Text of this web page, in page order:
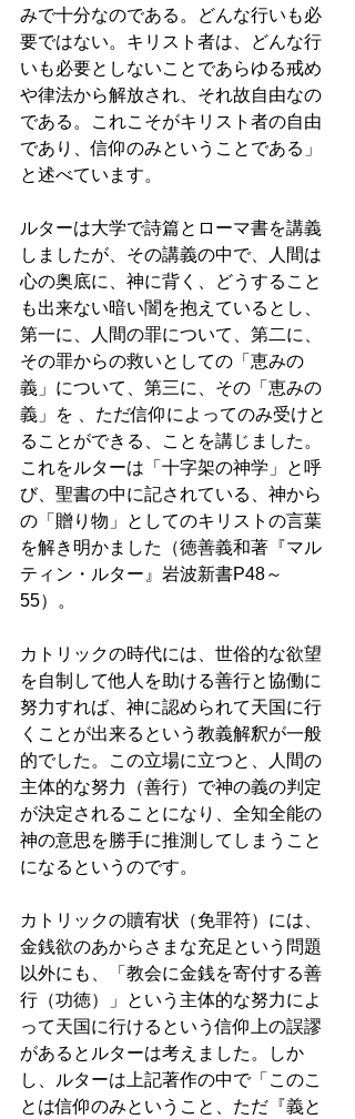
みで十分なのである。どんな行いも必
要ではない。キリスト者は、どんな行
いも必要としないことであらゆる戒め
や律法から解放され、それ故自由なの
である。これこそがキリスト者の自由
であり、信仰のみということである」
と述べています。
ルターは大学で詩篇とローマ書を講義
しましたが、その講義の中で、人間は
心の奥底に、神に背く、どうすること
も出来ない暗い闇を抱えているとし、
第一に、人間の罪について、第二に、
その罪からの救いとしての「恵みの
義」について、第三に、その「恵みの
義」を 、ただ信仰によってのみ受けと
ることができる、ことを講じました。
これをルターは「十字架の神学」と呼
び、聖書の中に記されている、神から
の「贈り物」としてのキリストの言葉
を解き明かました（徳善義和著『マル
ティン・ルター』岩波新書P48～
55）。
カトリックの時代には、世俗的な欲望
を自制して他人を助ける善行と協働に
努力すれば、神に認められて天国に行
くことが出来るという教義解釈が一般
的でした。この立場に立つと、人間の
主体的な努力（善行）で神の義の判定
が決定されることになり、全知全能の
神の意思を勝手に推測してしまうこと
になるというのです。
カトリックの贖宥状（免罪符）には、
金銭欲のあからさまな充足という問題
以外にも、「教会に金銭を寄付する善
行（功徳）」という主体的な努力によ
って天国に行けるという信仰上の誤謬
があるとルターは考えました。しか
し、ルターは上記著作の中で「このこ
とは信仰のみということ、ただ『義と